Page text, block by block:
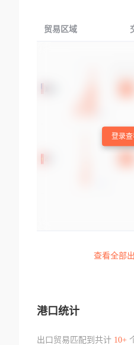
贸易区域
登录
查看全部
港口统计
出口贸易匹配到共计 10+